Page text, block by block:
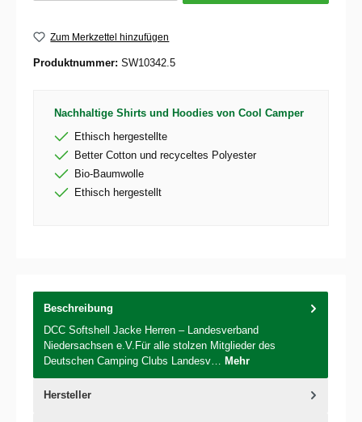
Zum Merkzettel hinzufügen
Produktnummer: SW10342.5
Nachhaltige Shirts und Hoodies von Cool Camper
Ethisch hergestellte
Better Cotton und recyceltes Polyester
Bio-Baumwolle
Ethisch hergestellt
Beschreibung
DCC Softshell Jacke Herren – Landesverband
Niedersachsen e.V.Für alle stolzen Mitglieder des
Deutschen Camping Clubs Landesv… Mehr
Hersteller